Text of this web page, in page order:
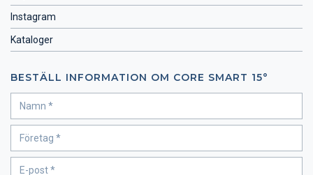
Instagram
Kataloger
BESTÄLL INFORMATION OM CORE SMART 15°